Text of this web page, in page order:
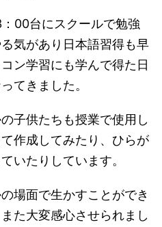
00台にスクールで勉強
気があり日本語習得も早
ン学習にも学んで得た日
てきました。
子供たちも授業で使用し
作成してみたり、ひらが
いたりしています。
場面で生かすことができ
た大変感心させられまし